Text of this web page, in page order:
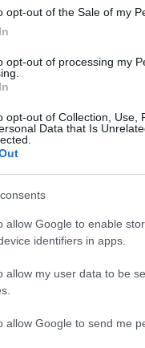
opt-out of the Sale of my
opt-out of processing my
opt-out of Collection, Use,
Data that Is
allow Google to enable
identifiers in apps.
allow my user data to be
allow Google to send me
verrà operato il
torneo tutte e
dalla A2. A
preso in
organigramma
assenza di